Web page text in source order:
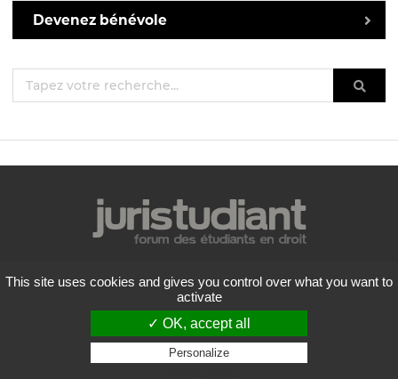
Devenez bénévole
Mentions légales
Politique de confidentialité
Conditions générales d'utilisation
Liste des forums
Contactez-nous
This site uses cookies and gives you control over what you want to
activate
✓ OK, accept all
Personalize